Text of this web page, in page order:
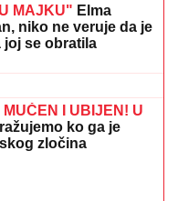
JE ZA NJOM
danas izgleda
gledali u "Farmi",